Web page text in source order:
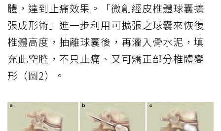
體，達到止痛效果。「微創經皮椎體球囊擴
張成形術」進一步利用可擴張之球囊來恢復
椎體高度，抽離球囊後，再灌入骨水泥，填
充此空腔，不只止痛、又可矯正部分椎體變
形（圖2）。